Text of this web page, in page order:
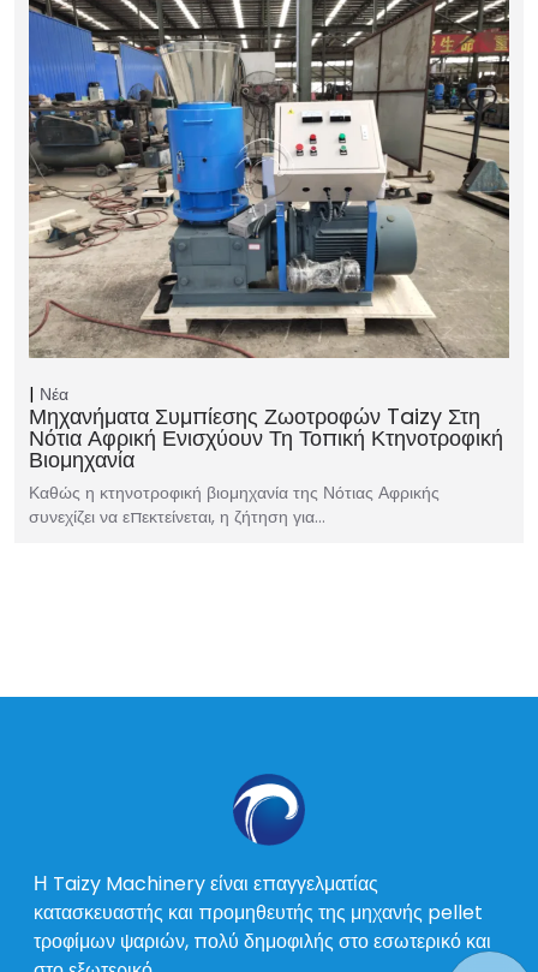
Νέα
Μηχανήματα Συμπίεσης Ζωοτροφών Taizy Στη
Νότια Αφρική Ενισχύουν Τη Τοπική Κτηνοτροφική
Βιομηχανία
Καθώς η κτηνοτροφική βιομηχανία της Νότιας Αφρικής
συνεχίζει να επεκτείνεται, η ζήτηση για…
Η Taizy Machinery είναι επαγγελματίας
κατασκευαστής και προμηθευτής της μηχανής pellet
τροφίμων ψαριών, πολύ δημοφιλής στο εσωτερικό και